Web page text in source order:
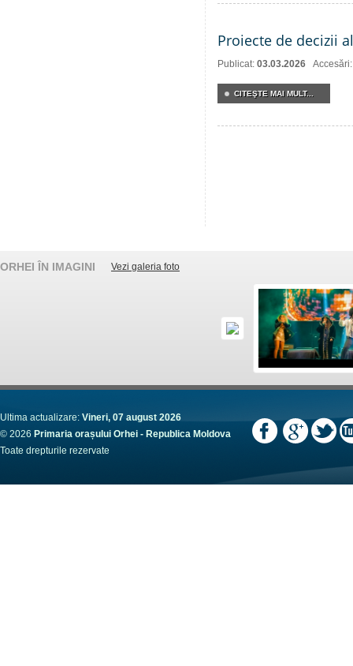
Proiecte de decizii
Publicat: 03.03.2026
CITEŞTE MAI MULT...
ORHEI ÎN IMAGINI Vezi galeria foto
Ultima actualizare: Vineri, 07 august 2026
© 2026 Primaria orașului Orhei - Republica Moldova
Toate drepturile rezervate